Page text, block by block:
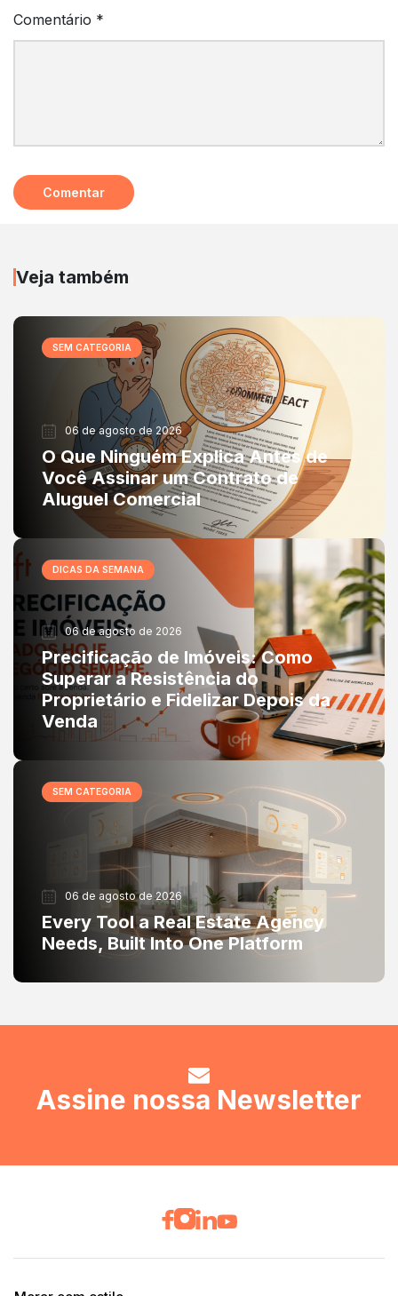
Comentário *
Veja também
SEM CATEGORIA
06 de agosto de 2026
O Que Ninguém Explica Antes de
Você Assinar um Contrato de
Aluguel Comercial
DICAS DA SEMANA
06 de agosto de 2026
Precificação de Imóveis: Como
Superar a Resistência do
Proprietário e Fidelizar Depois da
Venda
SEM CATEGORIA
06 de agosto de 2026
Every Tool a Real Estate Agency
Needs, Built Into One Platform
Assine nossa Newsletter